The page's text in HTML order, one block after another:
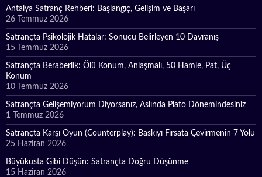
Antalya Satranç Rehberi: Başlangıç, Gelişim ve Başarı
26 Temmuz 2026
Satrançta Psikolojik Hatalar: Sonucu Belirleyen 10 Davranış
15 Temmuz 2026
Satrançta Beraberlik: Ölü Konum, Anlaşmalı, 50 Hamle, Pat, Üç
Konum
10 Temmuz 2026
Satrançta Gelişemiyorum Diyorsanız, Aslında Plato Dönemindesiniz
1 Temmuz 2026
Satrançta Karşı Oyun (Counterplay): Baskıyı Fırsata Çevirmenin 7 Yolu
25 Haziran 2026
Büyükusta Gibi Düşün: Satrançta Doğru Düşünme
15 Haziran 2026